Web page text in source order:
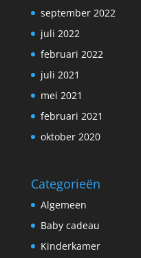
september 2022
juli 2022
februari 2022
juli 2021
mei 2021
februari 2021
oktober 2020
Categorieën
Algemeen
Baby cadeau
Kinderkamer